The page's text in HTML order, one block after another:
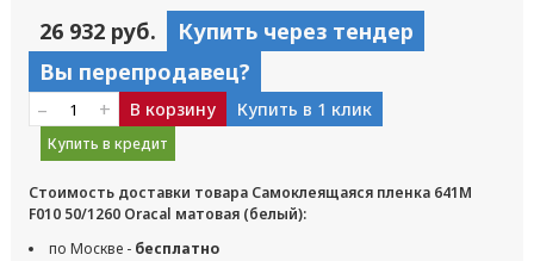
26 932 руб.
Купить через тендер
Вы перепродавец?
– + В корзину Купить в 1 клик
Купить в кредит
Стоимость доставки товара Самоклеящаяся пленка 641M
F010 50/1260 Oracal матовая (белый):
по Москве - бесплатно